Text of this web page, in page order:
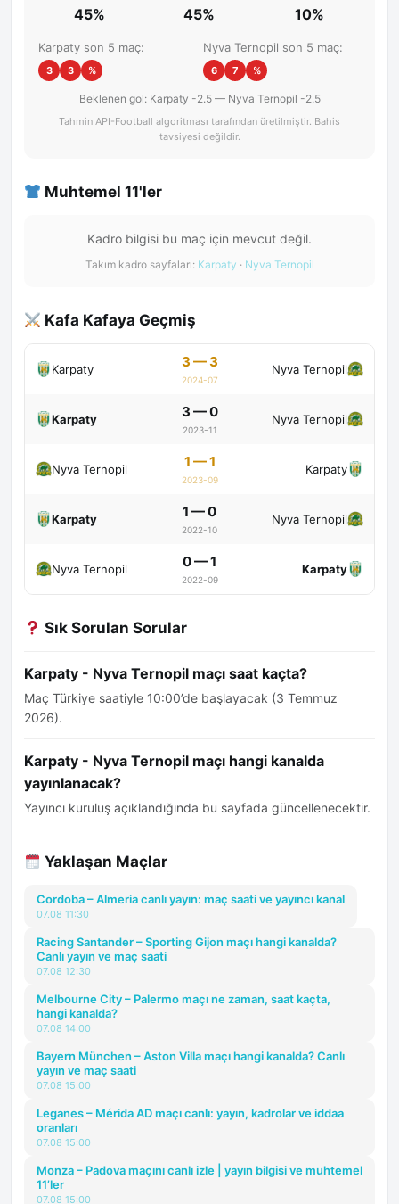
45% 45% 10%
Karpaty son 5 maç:
3 3 %
Nyva Ternopil son 5 maç:
6 7 %
Beklenen gol: Karpaty -2.5 — Nyva Ternopil -2.5
Tahmin API-Football algoritması tarafından üretilmiştir. Bahis
tavsiyesi değildir.
Muhtemel 11'ler
Kadro bilgisi bu maç için mevcut değil.
Takım kadro sayfaları: Karpaty · Nyva Ternopil
Kafa Kafaya Geçmiş
Karpaty 3 — 3
2024-07
Nyva Ternopil
Karpaty 3 — 0
2023-11
Nyva Ternopil
Nyva Ternopil 1 — 1
2023-09
Karpaty
Karpaty 1 — 0
2022-10
Nyva Ternopil
Nyva Ternopil 0 — 1
2022-09
Karpaty
Sık Sorulan Sorular
Karpaty - Nyva Ternopil maçı saat kaçta?
Maç Türkiye saatiyle 10:00’de başlayacak (3 Temmuz
2026).
Karpaty - Nyva Ternopil maçı hangi kanalda
yayınlanacak?
Yayıncı kuruluş açıklandığında bu sayfada güncellenecektir.
Yaklaşan Maçlar
Cordoba – Almeria canlı yayın: maç saati ve yayıncı kanal
07.08 11:30
Racing Santander – Sporting Gijon maçı hangi kanalda?
Canlı yayın ve maç saati
07.08 12:30
Melbourne City – Palermo maçı ne zaman, saat kaçta,
hangi kanalda?
07.08 14:00
Bayern München – Aston Villa maçı hangi kanalda? Canlı
yayın ve maç saati
07.08 15:00
Leganes – Mérida AD maçı canlı: yayın, kadrolar ve iddaa
oranları
07.08 15:00
Monza – Padova maçını canlı izle | yayın bilgisi ve muhtemel
11’ler
07.08 15:00